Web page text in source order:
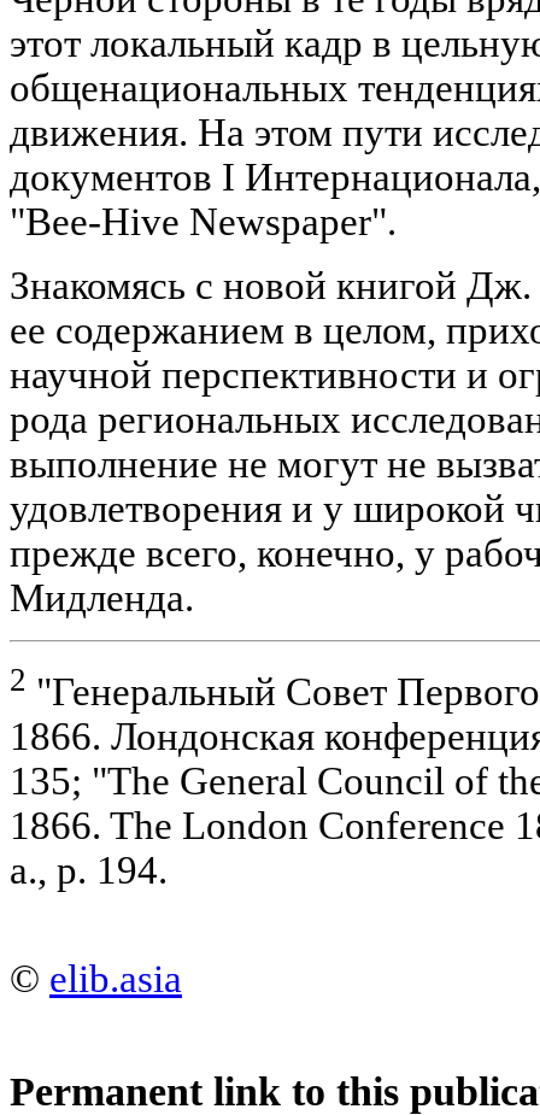
этот локальный кадр в
общенациональных
движения. На этом пути
документов I
"Bee-Hive Newspaper".
Знакомясь с новой книгой
ее содержанием в целом,
научной перспективности и
рода региональных
выполнение не могут не
удовлетворения и у широкой
прежде всего, конечно, у
Мидленда.
2 "Генеральный Совет
1866. Лондонская
135; "The General Council of
1866. The London Conference
a., p. 194.
© elib.asia
Permanent link to this